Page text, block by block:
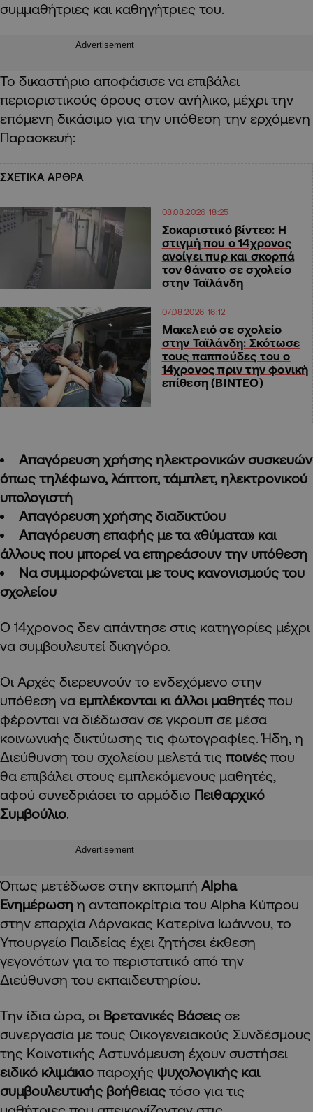
συμμαθήτριες και καθηγήτριες του.
Advertisement
Το δικαστήριο αποφάσισε να επιβάλει
περιοριστικούς όρους στον ανήλικο, μέχρι την
επόμενη δικάσιμο για την υπόθεση την ερχόμενη
Παρασκευή:
ΣΧΕΤΙΚΑ ΑΡΘΡΑ
08.08.2026 18:25
Σοκαριστικό βίντεο: Η
στιγμή που ο 14χρονος
ανοίγει πυρ και σκορπά
τον θάνατο σε σχολείο
στην Ταϊλάνδη
07.08.2026 16:12
Μακελειό σε σχολείο
στην Ταϊλάνδη: Σκότωσε
τους παππούδες του ο
14χρονος πριν την φονική
επίθεση (ΒΙΝΤΕΟ)
Απαγόρευση χρήσης ηλεκτρονικών συσκευών
όπως τηλέφωνο, λάπτοπ, τάμπλετ, ηλεκτρονικού
υπολογιστή
Απαγόρευση χρήσης διαδικτύου
Απαγόρευση επαφής με τα «θύματα» και
άλλους που μπορεί να επηρεάσουν την υπόθεση
Να συμμορφώνεται με τους κανονισμούς του
σχολείου
Ο 14χρονος δεν απάντησε στις κατηγορίες μέχρι
να συμβουλευτεί δικηγόρο.
Οι Αρχές διερευνούν το ενδεχόμενο στην
υπόθεση να εμπλέκονται κι άλλοι μαθητές που
φέρονται να διέδωσαν σε γκρουπ σε μέσα
κοινωνικής δικτύωσης τις φωτογραφίες. Ήδη, η
Διεύθυνση του σχολείου μελετά τις ποινές που
θα επιβάλει στους εμπλεκόμενους μαθητές,
αφού συνεδριάσει το αρμόδιο Πειθαρχικό
Συμβούλιο.
Advertisement
Όπως μετέδωσε στην εκπομπή Alpha
Ενημέρωση η ανταποκρίτρια του Alpha Κύπρου
στην επαρχία Λάρνακας Κατερίνα Ιωάννου, το
Υπουργείο Παιδείας έχει ζητήσει έκθεση
γεγονότων για το περιστατικό από την
Διεύθυνση του εκπαιδευτηρίου.
Την ίδια ώρα, οι Βρετανικές Βάσεις σε
συνεργασία με τους Οικογενειακούς Συνδέσμους
της Κοινοτικής Αστυνόμευση έχουν συστήσει
ειδικό κλιμάκιο παροχής ψυχολογικής και
συμβουλευτικής βοήθειας τόσο για τις